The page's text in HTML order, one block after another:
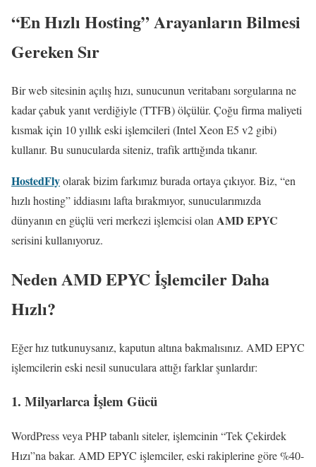
“En Hızlı Hosting” Arayanların Bilmesi
Gereken Sır
Bir web sitesinin açılış hızı, sunucunun veritabanı sorgularına ne
kadar çabuk yanıt verdiğiyle (TTFB) ölçülür. Çoğu firma maliyeti
kısmak için 10 yıllık eski işlemcileri (Intel Xeon E5 v2 gibi)
kullanır. Bu sunucularda siteniz, trafik arttığında tıkanır.
HostedFlyolarak bizim farkımız burada ortaya çıkıyor. Biz, “en
hızlı hosting” iddiasını lafta bırakmıyor, sunucularımızda
dünyanın en güçlü veri merkezi işlemcisi olan AMD EPYC
serisini kullanıyoruz.
Neden AMD EPYC İşlemciler Daha
Hızlı?
Eğer hız tutkunuysanız, kaputun altına bakmalısınız. AMD EPYC
işlemcilerin eski nesil sunuculara attığı farklar şunlardır:
1. Milyarlarca İşlem Gücü
WordPress veya PHP tabanlı siteler, işlemcinin “Tek Çekirdek
Hızı”na bakar. AMD EPYC işlemciler, eski rakiplerine göre %40-